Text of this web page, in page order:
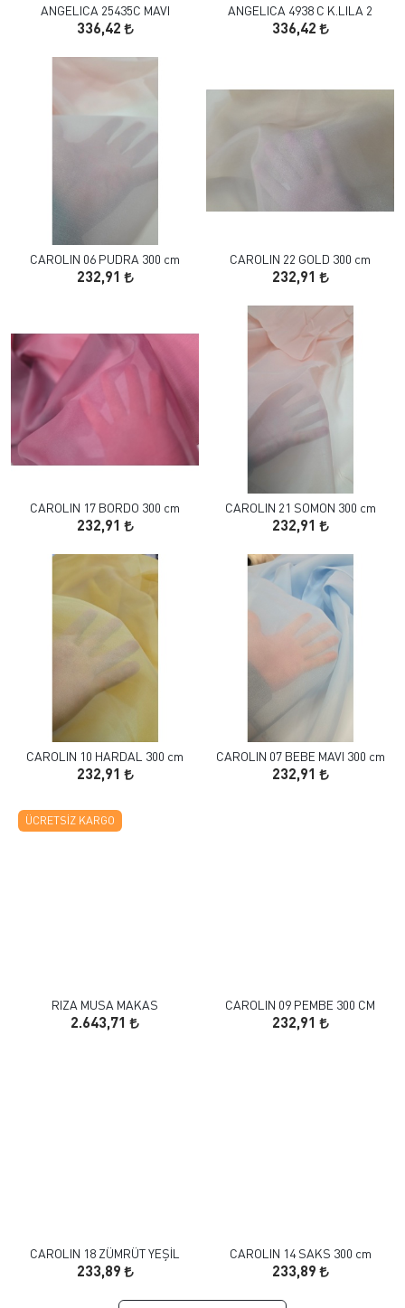
ANGELICA 25435C MAVI
336,42
ANGELICA 4938 C K.LILA 2
336,42
CAROLIN 06 PUDRA 300 cm
232,91
CAROLIN 22 GOLD 300 cm
232,91
CAROLIN 17 BORDO 300 cm
232,91
CAROLIN 21 SOMON 300 cm
232,91
CAROLIN 10 HARDAL 300 cm
232,91
CAROLIN 07 BEBE MAVI 300 cm
232,91
ÜCRETSIZ KARGO
RIZA MUSA MAKAS
2.643,71
CAROLIN 09 PEMBE 300 CM
232,91
CAROLIN 18 ZÜMRÜT YEŞİL
233,89
CAROLIN 14 SAKS 300 cm
233,89